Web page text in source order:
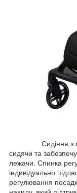
Сидіння з
сидячи та
лежачи. Спинка
індивідуально
регулювання